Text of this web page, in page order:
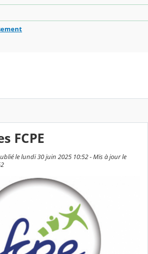
FCPE
le lundi 30 juin 2025 10:52 - Mis à jour le